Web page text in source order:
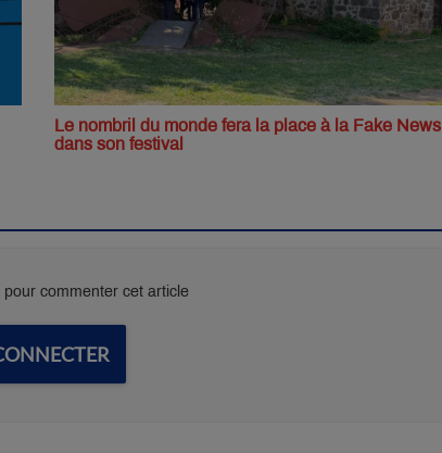
Le nombril du monde fera la place à la Fake News
dans son festival
commenter cet article